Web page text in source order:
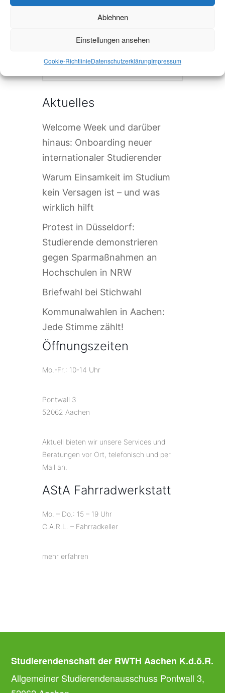
Ablehnen
Einstellungen ansehen
Cookie-RichtlinieDatenschutzerklärungImpressum
Aktuelles
Welcome Week und darüber
hinaus: Onboarding neuer
internationaler Studierender
Warum Einsamkeit im Studium
kein Versagen ist – und was
wirklich hilft
Protest in Düsseldorf:
Studierende demonstrieren
gegen Sparmaßnahmen an
Hochschulen in NRW
Briefwahl bei Stichwahl
Kommunalwahlen in Aachen:
Jede Stimme zählt!
Öffnungszeiten
Mo.-Fr.: 10-14 Uhr
Pontwall 3
52062 Aachen
Aktuell bieten wir unsere Services und
Beratungen vor Ort, telefonisch und per
Mail an.
AStA Fahrradwerkstatt
Mo. – Do.: 15 – 19 Uhr
C.A.R.L. – Fahrradkeller
mehr erfahren
Studierendenschaft der RWTH Aachen K.d.ö.R.
Allgemeiner Studierendenausschuss Pontwall 3,